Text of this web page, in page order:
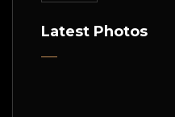
Latest Photos